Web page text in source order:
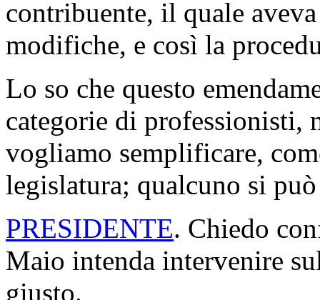
contribuente, il quale
modifiche, e così la
Lo so che questo
categorie di professionisti,
vogliamo semplificare,
legislatura; qualcuno si
PRESIDENTE. Chiedo
Maio intenda intervenire
giusto.